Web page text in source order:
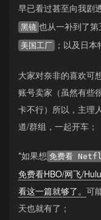
早已看过甚至向我剧
黑镜 也从一补到了
美国工厂 ；以及日本
大家对奈非的喜欢可
账号卖家（虽然有些
卡不行）所以，主理
道/群组，一起开车；
*如果想 免费看
免费看HBO/网飞/
看这一篇就够了。 可
天也就有了；